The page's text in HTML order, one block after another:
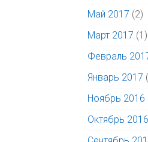
Май 2017 (2)
Март 2017 (1)
Февраль
Январь 2017
Ноябрь 2016
Октябрь 2016